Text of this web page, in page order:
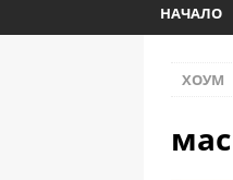
НАЧАЛО
ХОУМ
мас